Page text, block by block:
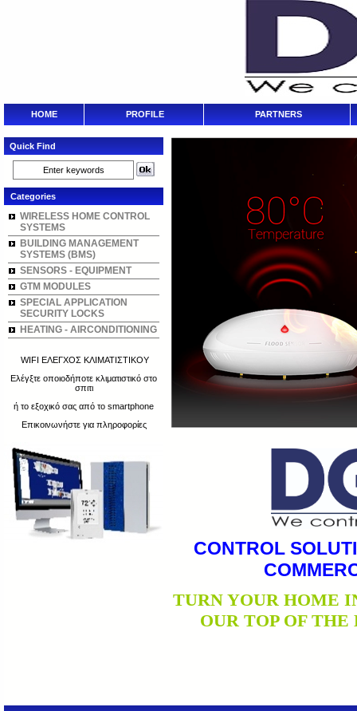
HOME PROFILE PARTNERS
Quick Find
Categories
WIRELESS HOME CONTROL
SYSTEMS
BUILDING MANAGEMENT
SYSTEMS (BMS)
SENSORS - EQUIPMENT
GTM MODULES
SPECIAL APPLICATION
SECURITY LOCKS
HEATING - AIRCONDITIONING
WIFI ΕΛΕΓΧΟΣ ΚΛΙΜΑΤΙΣΤΙΚΟΥ
Ελέγξτε οποιοδήποτε κλιματιστικό στο
σπιτι
ή το εξοχικό σας από το smartphone
Επικοινωνήστε για πληροφορίες
CONTROL
TURN YOUR HOME
OUR TOP OF